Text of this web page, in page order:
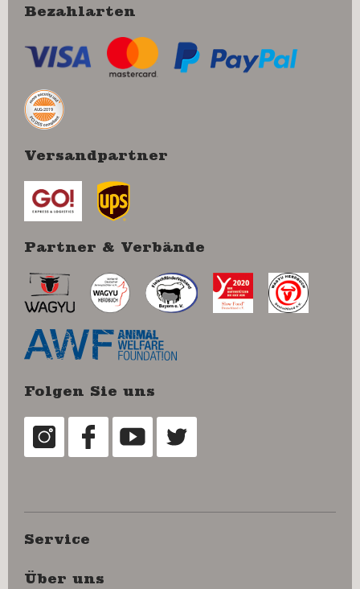
Bezahlarten
Versandpartner
Partner & Verbände
Folgen Sie uns
Service
Über uns